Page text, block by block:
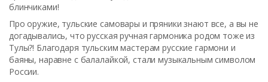
блинчиками!
Про оружие, тульские самовары и пряники знают все, а вы не
догадывались, что русская ручная гармоника родом тоже из
Тулы?! Благодаря тульским мастерам русские гармони и
баяны, наравне с балалайкой, стали музыкальным символом
России.